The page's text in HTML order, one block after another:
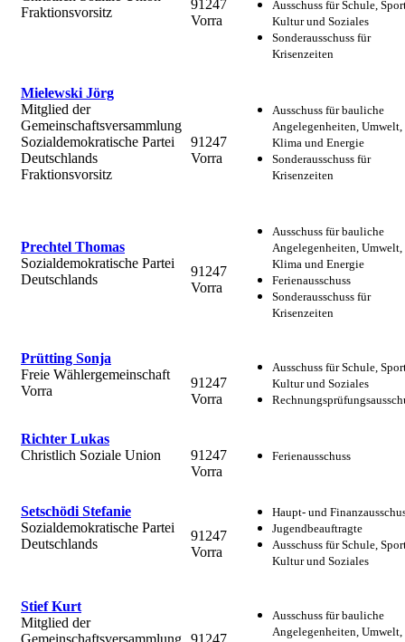
Fraktionsvorsitz
91247
Vorra
Ausschuss für Schule,
Kultur und Soziales
Sonderausschuss für
Krisenzeiten
Mielewski Jörg
Mitglied der
Gemeinschaftsversammlung
Sozialdemokratische Partei
Deutschlands
Fraktionsvorsitz
91247
Vorra
Ausschuss für bauliche
Angelegenheiten, Umwelt,
Klima und Energie
Sonderausschuss für
Krisenzeiten
Prechtel Thomas
Sozialdemokratische Partei
Deutschlands
91247
Vorra
Ausschuss für bauliche
Angelegenheiten, Umwelt,
Klima und Energie
Ferienausschuss
Sonderausschuss für
Krisenzeiten
Prütting Sonja
Freie Wählergemeinschaft
Vorra
91247
Vorra
Ausschuss für Schule,
Kultur und Soziales
Richter Lukas
Christlich Soziale Union
91247
Vorra
Ferienausschuss
Setschödi Stefanie
Sozialdemokratische Partei
Deutschlands
91247
Vorra
Haupt- und
Jugendbeauftragte
Ausschuss für Schule,
Kultur und Soziales
Stief Kurt
Mitglied der
Gemeinschaftsversammlung 91247
Ausschuss für bauliche
Angelegenheiten, Umwelt,